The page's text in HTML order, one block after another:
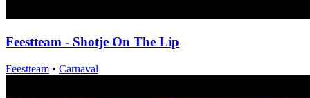
Feestteam - Shotje On The Lip
Feestteam • Carnaval